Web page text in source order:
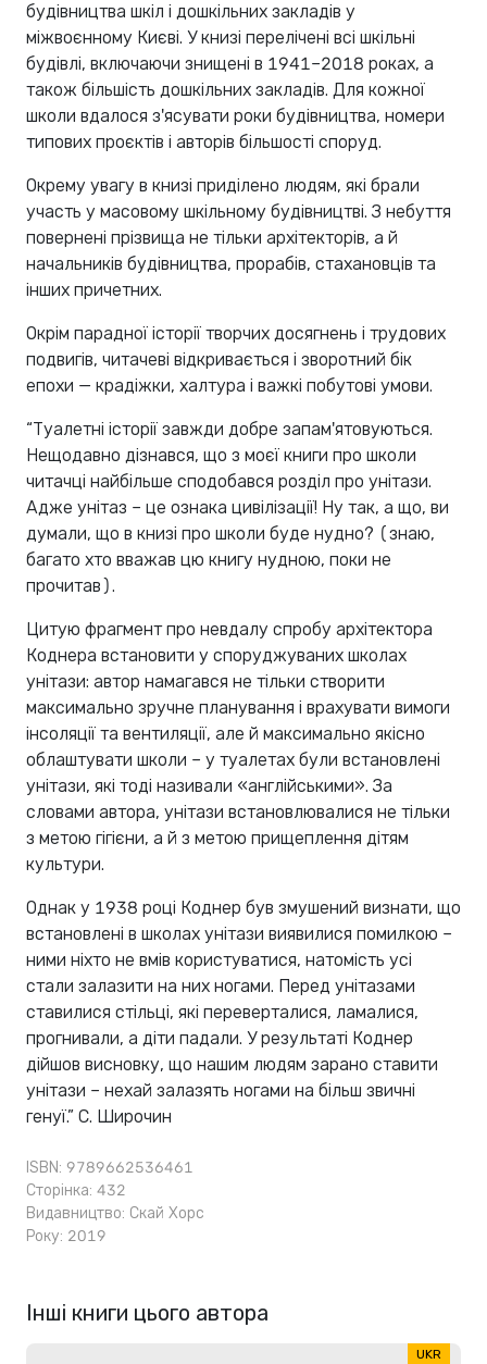
будівництва шкіл і дошкільних закладів у
міжвоєнному Києві. У книзі перелічені всі шкільні
будівлі, включаючи знищені в 1941–2018 роках, а
також більшість дошкільних закладів. Для кожної
школи вдалося з'ясувати роки будівництва, номери
типових проєктів і авторів більшості споруд.
Окрему увагу в книзі приділено людям, які брали
участь у масовому шкільному будівництві. З небуття
повернені прізвища не тільки архітекторів, а й
начальників будівництва, прорабів, стахановців та
інших причетних.
Окрім парадної історії творчих досягнень і трудових
подвигів, читачеві відкривається і зворотний бік
епохи — крадіжки, халтура і важкі побутові умови.
“Туалетні історії завжди добре запам'ятовуються.
Нещодавно дізнався, що з моєї книги про школи
читачці найбільше сподобався розділ про унітази.
Адже унітаз – це ознака цивілізації! Ну так, а що, ви
думали, що в книзі про школи буде нудно? (знаю,
багато хто вважав цю книгу нудною, поки не
прочитав).
Цитую фрагмент про невдалу спробу архітектора
Коднера встановити у споруджуваних школах
унітази: автор намагався не тільки створити
максимально зручне планування і врахувати вимоги
інсоляції та вентиляції, але й максимально якісно
облаштувати школи – у туалетах були встановлені
унітази, які тоді називали «англійськими». За
словами автора, унітази встановлювалися не тільки
з метою гігієни, а й з метою прищеплення дітям
культури.
Однак у 1938 році Коднер був змушений визнати, що
встановлені в школах унітази виявилися помилкою –
ними ніхто не вмів користуватися, натомість усі
стали залазити на них ногами. Перед унітазами
ставилися стільці, які переверталися, ламалися,
прогнивали, а діти падали. У результаті Коднер
дійшов висновку, що нашим людям зарано ставити
унітази – нехай залазять ногами на більш звичні
генуї.” С. Широчин
ISBN: 9789662536461
Сторінка: 432
Видавництво: Скай Хорс
Року: 2019
Інші книги цього автора
UKR